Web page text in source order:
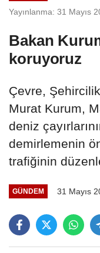
Yayınlanma: 31 Mayıs
Bakan
koruyoruz
Çevre,
Murat Kurum,
deniz
demirlemenin
trafiğinin
GÜNDEM 31 Mayıs